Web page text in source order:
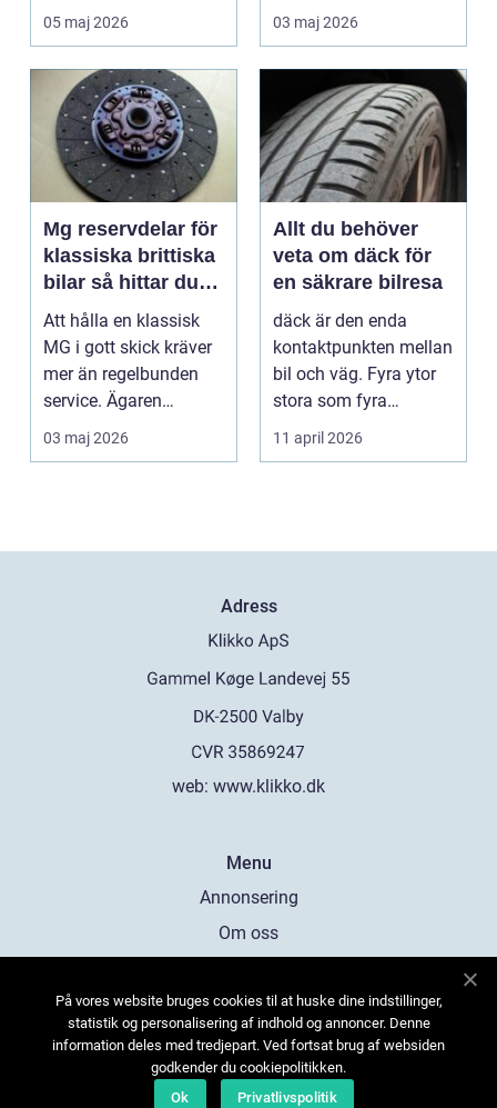
landet. Kyla, ...
05 maj 2026
många är bilen
avgörand...
03 maj 2026
Mg reservdelar för
klassiska brittiska
bilar så hittar du
rätt delar
Att hålla en klassisk
MG i gott skick kräver
mer än regelbunden
service. Ägaren
behöver också ha kol...
03 maj 2026
Allt du behöver
veta om däck för
en säkrare bilresa
däck är den enda
kontaktpunkten mellan
bil och väg. Fyra ytor
stora som fyra
handflator avgör
bromss...
11 april 2026
Adress
web: www.klikko.dk
Menu
Annonsering
Om oss
Kontakta oss
Sitemap
På vores website bruges cookies til at huske dine indstillinger,
statistik og personalisering af indhold og annoncer. Denne
information deles med tredjepart. Ved fortsat brug af websiden
godkender du cookiepolitikken.
Ok
Privatlivspolitik